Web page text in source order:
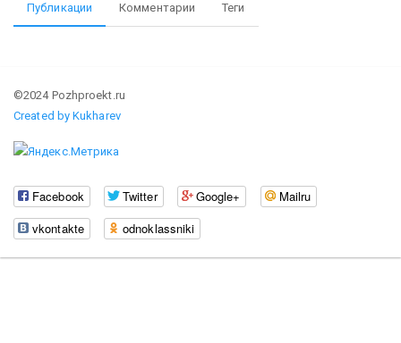
Публикации Комментарии Теги
©2024 Pozhproekt.ru
Created by Kukharev
Facebook Twitter Google+
Mailru
vkontakte
odnoklassniki